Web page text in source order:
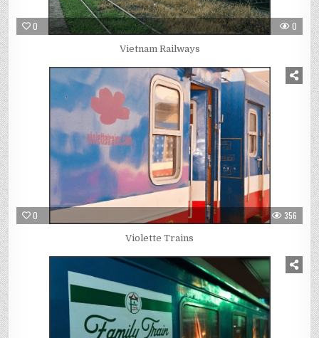
0 0
Vietnam Railways
0 356
Violette Trains